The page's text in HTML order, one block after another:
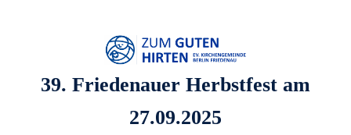
39. Friedenauer Herbstfest am
27.09.2025